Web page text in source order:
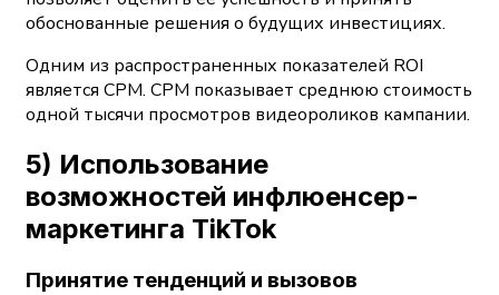
обоснованные решения о будущих инвестициях.
Одним из распространенных показателей ROI
является CPM. CPM показывает среднюю стоимость
одной тысячи просмотров видеороликов кампании.
5) Использование
возможностей инфлюенсер-
маркетинга TikTok
Принятие тенденций и вызовов